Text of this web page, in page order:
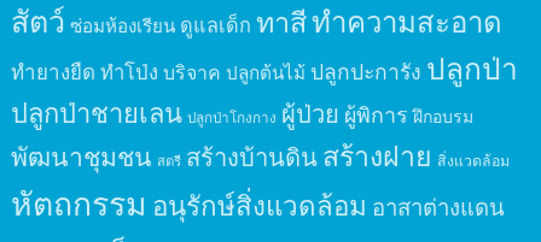
สัตว์ ซ่อมห้องเรียน ดูแลเด็ก ทาสีทำความสะอาด
ทำยางยืด ทำโป่ง บริจาค ปลูกต้นไม้ ปลูกปะการัง ปลูกป่า
ปลูกป่าชายเลน ปลูกป่าโกงกาง ผู้ป่วย ผู้พิการ ฝึกอบรม
พัฒนาชุมชน สตรี สร้างบ้านดินสร้างฝาย สิ่งแวดล้อม
หัตถกรรม อนุรักษ์สิ่งแวดล้อม อาสาต่างแดน